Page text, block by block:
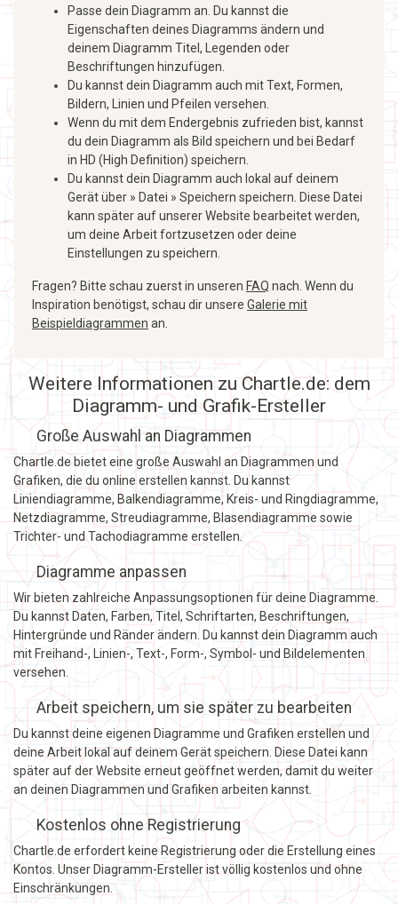
Passe dein Diagramm an. Du kannst die
Eigenschaften deines Diagramms ändern und
deinem Diagramm Titel, Legenden oder
Beschriftungen hinzufügen.
Du kannst dein Diagramm auch mit Text, Formen,
Bildern, Linien und Pfeilen versehen.
Wenn du mit dem Endergebnis zufrieden bist, kannst
du dein Diagramm als Bild speichern und bei Bedarf
in HD (High Definition) speichern.
Du kannst dein Diagramm auch lokal auf deinem
Gerät über » Datei » Speichern speichern. Diese Datei
kann später auf unserer Website bearbeitet werden,
um deine Arbeit fortzusetzen oder deine
Einstellungen zu speichern.
Fragen? Bitte schau zuerst in unseren FAQ nach. Wenn du
Inspiration benötigst, schau dir unsere Galerie mit
Beispieldiagrammen an.
Weitere Informationen zu Chartle.de: dem
Diagramm- und Grafik-Ersteller
Große Auswahl an Diagrammen
Chartle.de bietet eine große Auswahl an Diagrammen und
Grafiken, die du online erstellen kannst. Du kannst
Liniendiagramme, Balkendiagramme, Kreis- und Ringdiagramme,
Netzdiagramme, Streudiagramme, Blasendiagramme sowie
Trichter- und Tachodiagramme erstellen.
Diagramme anpassen
Wir bieten zahlreiche Anpassungsoptionen für deine Diagramme.
Du kannst Daten, Farben, Titel, Schriftarten, Beschriftungen,
Hintergründe und Ränder ändern. Du kannst dein Diagramm auch
mit Freihand-, Linien-, Text-, Form-, Symbol- und Bildelementen
versehen.
Arbeit speichern, um sie später zu bearbeiten
Du kannst deine eigenen Diagramme und Grafiken erstellen und
deine Arbeit lokal auf deinem Gerät speichern. Diese Datei kann
später auf der Website erneut geöffnet werden, damit du weiter
an deinen Diagrammen und Grafiken arbeiten kannst.
Kostenlos ohne Registrierung
Chartle.de erfordert keine Registrierung oder die Erstellung eines
Kontos. Unser Diagramm-Ersteller ist völlig kostenlos und ohne
Einschränkungen.